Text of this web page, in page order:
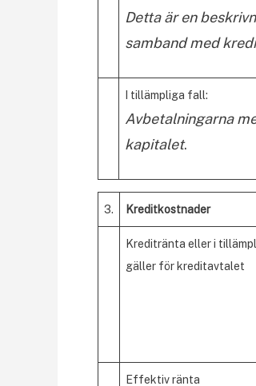
Detta är en
samband med
I tillämpliga fall:
Avbetalningarna
kapitalet.
3. Kreditkostnader
Kreditränta eller i
gäller för kreditavtalet
Effektiv ränta